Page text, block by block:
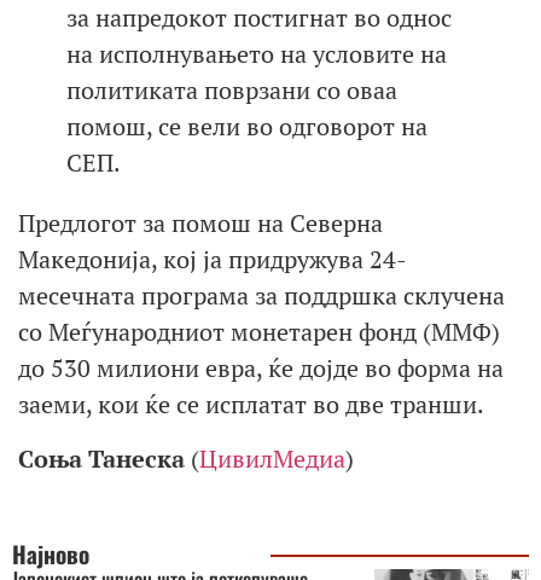
за напредокот постигнат во однос
на исполнувањето на условите на
политиката поврзани со оваа
помош, се вели во одговорот на
СЕП.
Предлогот за помош на Северна
Македонија, кој ја придружува 24-
месечната програма за поддршка склучена
со Меѓународниот монетарен фонд (ММФ)
до 530 милиони евра, ќе дојде во форма на
заеми, кои ќе се исплатат во две транши.
Соња Танеска (ЦивилМедиа)
Најново